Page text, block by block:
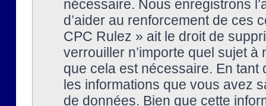
nécessaire. Nous enregistrons
d’aider au renforcement de ces
CPC Rulez » ait le droit de
verrouiller n’importe quel sujet à
que cela est nécessaire. En tant
les informations que vous avez
de données. Bien que cette